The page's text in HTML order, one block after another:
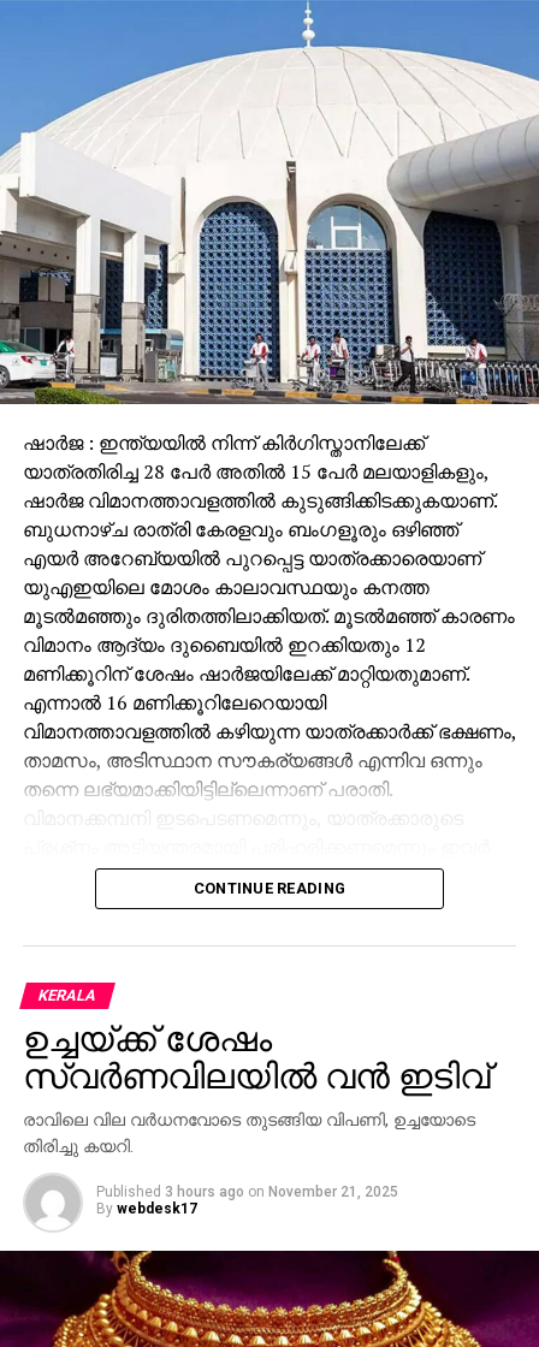
ഷാര്‍ജ : ഇന്ത്യയില്‍ നിന്ന് കിര്‍ഗിസ്താനിലേക്ക്
യാത്രതിരിച്ച 28 പേര്‍ അതില്‍ 15 പേര്‍ മലയാളികളും,
ഷാര്‍ജ വിമാനത്താവളത്തില്‍ കുടുങ്ങിക്കിടക്കുകയാണ്.
ബുധനാഴ്ച രാത്രി കേരളവും ബംഗളൂരും ഒഴിഞ്ഞ്
എയര്‍ അറേബ്യയില്‍ പുറപ്പെട്ട യാത്രക്കാരെയാണ്
യുഎഇയിലെ മോശം കാലാവസ്ഥയും കനത്ത
മൂടല്‍മഞ്ഞും ദുരിതത്തിലാക്കിയത്. മൂടല്‍മഞ്ഞ് കാരണം
വിമാനം ആദ്യം ദുബൈയില്‍ ഇറക്കിയതും 12
മണിക്കൂറിന് ശേഷം ഷാര്‍ജയിലേക്ക് മാറ്റിയതുമാണ്.
എന്നാല്‍ 16 മണിക്കൂറിലേറെയായി
വിമാനത്താവളത്തില്‍ കഴിയുന്ന യാത്രക്കാര്‍ക്ക് ഭക്ഷണം,
താമസം, അടിസ്ഥാന സൗകര്യങ്ങള്‍ എന്നിവ ഒന്നും
തന്നെ ലഭ്യമാക്കിയിട്ടില്ലെന്നാണ് പരാതി.
ആവശ്യപ്പെടുന്നു. CONTINUE READING
KERALA
ഉച്ചയ്ക്ക് ശേഷം
സ്വര്‍ണവിലയില്‍ വന്‍ ഇടിവ്
രാവിലെ വില വര്‍ധനവോടെ തുടങ്ങിയ വിപണി, ഉച്ചയോടെ
തിരിച്ചു കയറി.
Published 3 hours ago on November 21, 2025
By webdesk17